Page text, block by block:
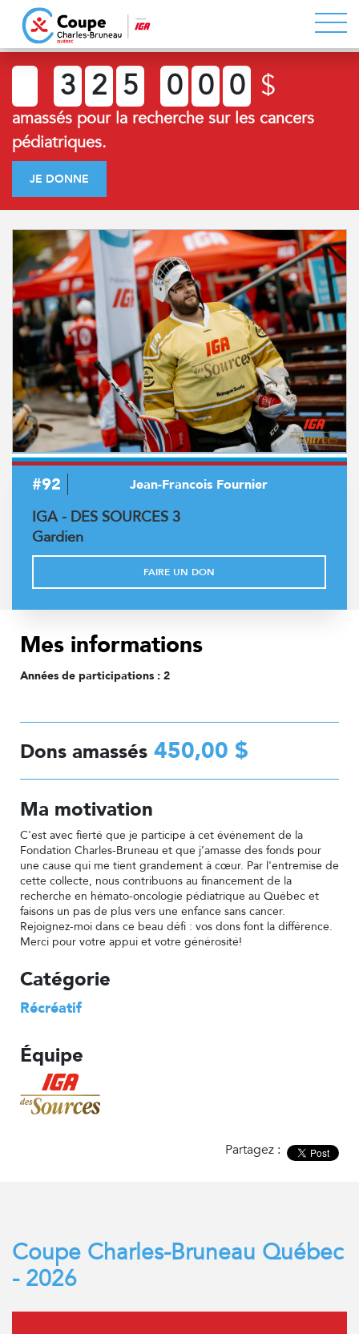
3 2 5 0 0 0 $
amassés pour la recherche sur les cancers
pédiatriques.
JE DONNE
#92 Jean-Francois Fournier
IGA - DES SOURCES 3
Gardien
FAIRE UN DON
Mes informations
Années de participations : 2
Dons amassés 450,00 $
Ma motivation
C'est avec fierté que je participe à cet événement de la
Fondation Charles-Bruneau et que j’amasse des fonds pour
une cause qui me tient grandement à cœur. Par l'entremise de
cette collecte, nous contribuons au financement de la
recherche en hémato-oncologie pédiatrique au Québec et
faisons un pas de plus vers une enfance sans cancer.
Rejoignez-moi dans ce beau défi : vos dons font la différence.
Merci pour votre appui et votre générosité!
Catégorie
Récréatif
Équipe
Partagez :
Coupe Charles-Bruneau Québec
- 2026